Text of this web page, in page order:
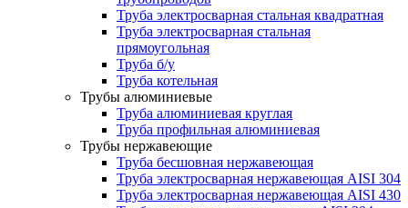
Труба электросварная стальная квадратная
Труба электросварная стальная
прямоугольная
Труба б/у
Труба котельная
Трубы алюминиевые
Труба алюминиевая круглая
Труба профильная алюминиевая
Трубы нержавеющие
Труба бесшовная нержавеющая
Труба электросварная нержавеющая AISI 304
Труба электросварная нержавеющая AISI 430